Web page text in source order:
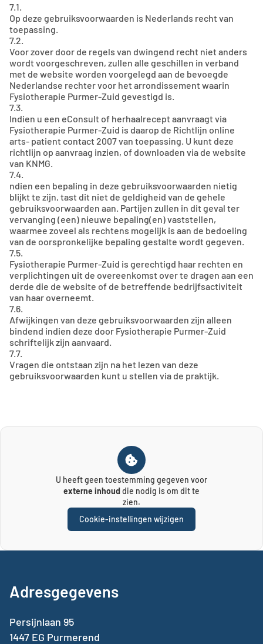
7.1.
Op deze gebruiksvoorwaarden is Nederlands recht van
toepassing.
7.2.
Voor zover door de regels van dwingend recht niet anders
wordt voorgeschreven, zullen alle geschillen in verband
met de website worden voorgelegd aan de bevoegde
Nederlandse rechter voor het arrondissement waarin
Fysiotherapie Purmer-Zuid gevestigd is.
7.3.
Indien u een eConsult of herhaalrecept aanvraagt via
Fysiotherapie Purmer-Zuid is daarop de Richtlijn online
arts- patient contact 2007 van toepassing. U kunt deze
richtlijn op aanvraag inzien, of downloaden via de website
van KNMG.
7.4.
ndien een bepaling in deze gebruiksvoorwaarden nietig
blijkt te zijn, tast dit niet de geldigheid van de gehele
gebruiksvoorwaarden aan. Partijen zullen in dit geval ter
vervanging (een) nieuwe bepaling(en) vaststellen,
waarmee zoveel als rechtens mogelijk is aan de bedoeling
van de oorspronkelijke bepaling gestalte wordt gegeven.
7.5.
Fysiotherapie Purmer-Zuid is gerechtigd haar rechten en
verplichtingen uit de overeenkomst over te dragen aan een
derde die de website of de betreffende bedrijfsactiviteit
van haar overneemt.
7.6.
Afwijkingen van deze gebruiksvoorwaarden zijn alleen
bindend indien deze door Fysiotherapie Purmer-Zuid
schriftelijk zijn aanvaard.
7.7.
Vragen die ontstaan zijn na het lezen van deze
gebruiksvoorwaarden kunt u stellen via de praktijk.
U heeft geen toestemming gegeven voor
externe inhouddie nodig is om dit te
zien.
Cookie-instellingen wijzigen
Adresgegevens
Persijnlaan 95
1447 EG Purmerend